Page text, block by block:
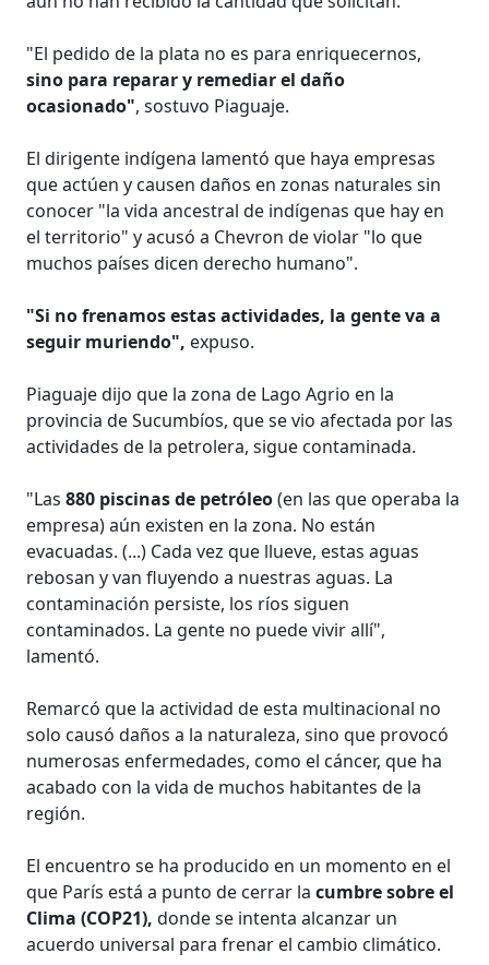
"El pedido de la plata no es para enriquecernos,
sino para reparar y remediar el daño
ocasionado", sostuvo Piaguaje.
El dirigente indígena lamentó que haya empresas
que actúen y causen daños en zonas naturales sin
conocer "la vida ancestral de indígenas que hay en
el territorio" y acusó a Chevron de violar "lo que
muchos países dicen derecho humano".
"Si no frenamos estas actividades, la gente va a
seguir muriendo", expuso.
Piaguaje dijo que la zona de Lago Agrio en la
provincia de Sucumbíos, que se vio afectada por las
actividades de la petrolera, sigue contaminada.
"Las880 piscinas de petróleo(en las que operaba la
empresa) aún existen en la zona. No están
evacuadas. (...) Cada vez que llueve, estas aguas
rebosan y van fluyendo a nuestras aguas. La
contaminación persiste, los ríos siguen
contaminados. La gente no puede vivir allí",
lamentó.
Remarcó que la actividad de esta multinacional no
solo causó daños a la naturaleza, sino que provocó
numerosas enfermedades, como el cáncer, que ha
acabado con la vida de muchos habitantes de la
región.
El encuentro se ha producido en un momento en el
que París está a punto de cerrar lacumbre sobre el
Clima (COP21),donde se intenta alcanzar un
acuerdo universal para frenar el cambio climático.